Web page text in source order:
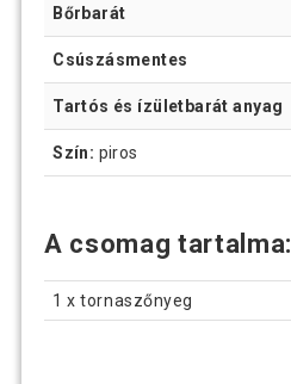
Bőrbarát
Csúszásmentes
Tartós és ízületbarát anyag
Szín: piros
A csomag tartalma:
1 x tornaszőnyeg